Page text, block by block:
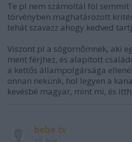
Te pl nem számoltál föl semmit
törvényben maghatározott
tehát szavazz ahogy kedved
Viszont pl a sógornőmnek, aki
ment férjhez, és alapított
a kettős állampolgársága
onnan nekünk, hol legyen a
kevésbé magyar, mint mi, és
bebe tv